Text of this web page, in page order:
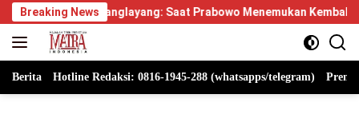
Langsung
ke
konten
Breaking News
Manglayang: Saat Prabowo Menemukan Kembali Jejak Sejarah
Berita Hotline Redaksi: 0816-1945-288 (whatsapps/telegram)